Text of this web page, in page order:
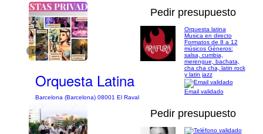
1/8
Pedir presupuesto
Orquesta Latina
Barcelona (Barcelona) 08001 El Raval
Orquesta latina
Musica en directo
Formatos de 8 a 12
músicos Géneros:
salsa, cumbia,
merengue, bachata,
cha cha cha, latin rock
y latin jazz
Pedir presupuesto
Email validado